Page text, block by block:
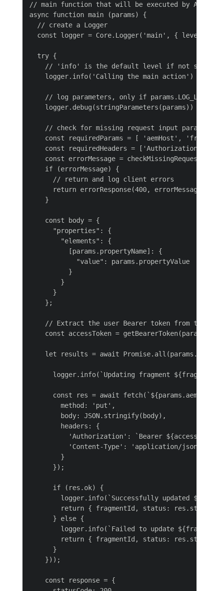
// main function that will be executed by Adobe
async function main (params) {
  // create a Logger
const logger = Core.Logger('main', { level:
  try {
    // 'info' is the default level if not set
    logger.info('Calling the main action')
// log parameters, only if params.LOG_LEVEL
    logger.debug(stringParameters(params))
// check for missing request input
const requiredParams = [ 'aemHost',
    const requiredHeaders = ['Authorization']
const errorMessage =
    if (errorMessage) {
      // return and log client errors
return errorResponse(400, errorMessage,
    }
    const body = {
      "properties": {
        "elements": {
          [params.propertyName]: {
            "value": params.propertyValue
          }
        }
      }
    };
// Extract the user Bearer token from the
    const accessToken = getBearerToken(params);
let results = await
logger.info(`Updating fragment
const res = await
        method: 'put',
        body: JSON.stringify(body),
        headers: {
'Authorization': `Bearer
          'Content-Type': 'application/json'
        }
      });
      if (res.ok) {
logger.info(`Successfully updated
return { fragmentId, status:
      } else {
logger.info(`Failed to update
return { fragmentId, status:
      }
    }));
    const response = {